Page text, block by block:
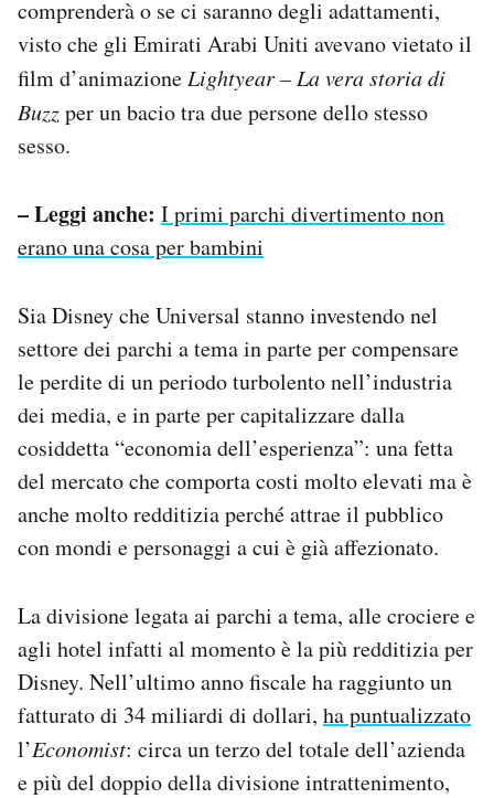
comprenderà o se ci saranno degli adattamenti,
visto che gli Emirati Arabi Uniti avevano vietato il
film d’animazione Lightyear – La vera storia di
Buzzper un bacio tra due persone dello stesso
sesso.
– Leggi anche: I primi parchi divertimento non
erano una cosa per bambini
Sia Disney che Universal stanno investendo nel
settore dei parchi a tema in parte per compensare
le perdite di un periodo turbolento nell’industria
dei media, e in parte per capitalizzare dalla
cosiddetta “economia dell’esperienza”: una fetta
del mercato che comporta costi molto elevati ma è
anche molto redditizia perché attrae il pubblico
con mondi e personaggi a cui è già affezionato.
La divisione legata ai parchi a tema, alle crociere e
agli hotel infatti al momento è la più redditizia per
Disney. Nell’ultimo anno fiscale ha raggiunto un
fatturato di 34 miliardi di dollari, ha puntualizzato
l’Economist: circa un terzo del totale dell’azienda
e più del doppio della divisione intrattenimento,